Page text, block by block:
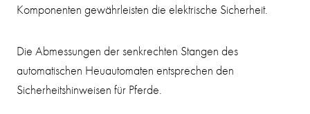
Komponenten gewährleisten die elektrische Sicherheit.
Die Abmessungen der senkrechten Stangen des
automatischen Heuautomaten entsprechen den
Sicherheitshinweisen für Pferde.